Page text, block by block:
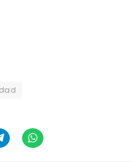
WhatsApp